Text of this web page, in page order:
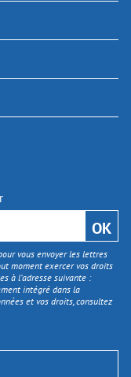
vous envoyer les lettres
moment exercer vos droits
à l’adresse suivante :
intégré dans la
et vos droits, consultez